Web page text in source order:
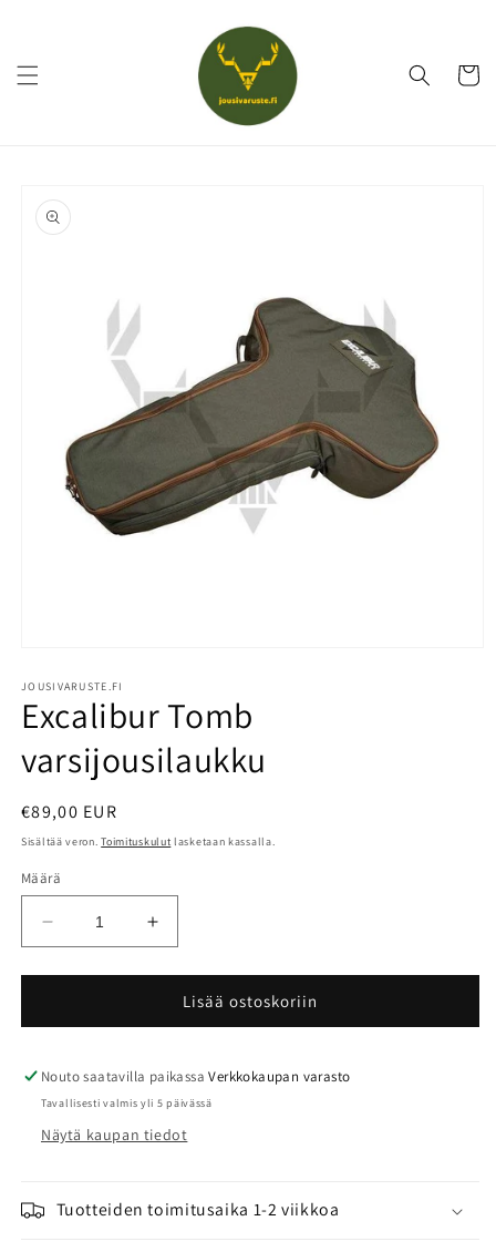
tuotetietoihin
1
modaalisessa
ikkunassa
JOUSIVARUSTE.FI
Excalibur Tomb
varsijousilaukku
Normaalihinta
€89,00 EUR
Sisältää veron.Toimituskulut lasketaan kassalla.
Määrä
Vähennä
tuotteen
Excalibur
varsijousilaukku
Lisää
tuotteen
Excalibur
Tomb
varsijousilaukku
Lisää ostoskoriin
Nouto saatavilla paikassaVerkkokaupan varasto
Tavallisesti valmis yli 5 päivässä
Näytä kaupan tiedot
Tuotteiden toimitusaika 1-2 viikkoa